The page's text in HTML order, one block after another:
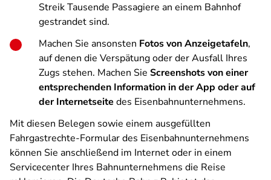
Streik Tausende Passagiere an einem Bahnhof
gestrandet sind.
Machen Sie ansonsten Fotos von Anzeigetafeln,
auf denen die Verspätung oder der Ausfall Ihres
Zugs stehen. Machen Sie Screenshots von einer
entsprechenden Information in der App oder auf
der Internetseite des Eisenbahnunternehmens.
Mit diesen Belegen sowie einem ausgefüllten
Fahrgastrechte-Formular des Eisenbahnunternehmens
können Sie anschließend im Internet oder in einem
Servicecenter Ihres Bahnunternehmens die Reise